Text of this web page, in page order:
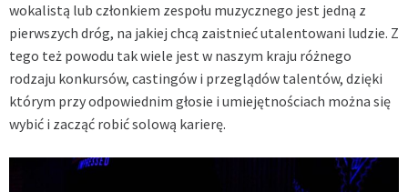
wokalistą lub członkiem zespołu muzycznego jest jedną z
pierwszych dróg, na jakiej chcą zaistnieć utalentowani ludzie. Z
tego też powodu tak wiele jest w naszym kraju różnego
rodzaju konkursów, castingów i przeglądów talentów, dzięki
którym przy odpowiednim głosie i umiejętnościach można się
wybić i zacząć robić solową karierę.